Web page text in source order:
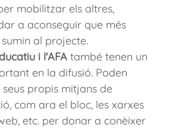
mobilitzar els altres,
a aconseguir que més
al projecte.
i l'AFA també tenen un
en la difusió. Poden
propis mitjans de
com ara el bloc, les xarxes
etc. per donar a conèixer